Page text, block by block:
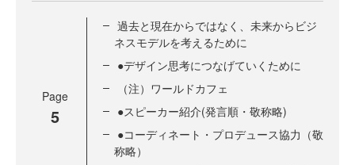
Page
5
過去と現在からではなく、未来からビジ
ネスモデルを考えるために
●デザイン思考につなげていくために
（注）ワールドカフェ
●スピーカー紹介(発言順・敬称略)
●コーディネート・プロデュース協力（敬
称略）